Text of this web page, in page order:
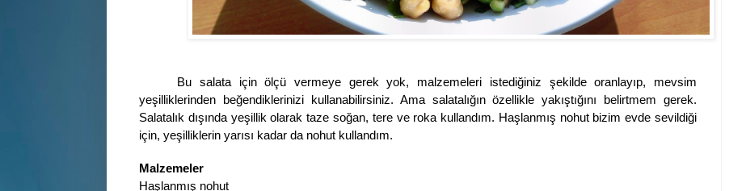
Bu salata için ölçü vermeye gerek yok, malzemeleri istediğiniz şekilde oranlayıp, mevsim
yeşilliklerinden beğendiklerinizi kullanabilirsiniz. Ama salatalığın özellikle yakıştığını belirtmem gerek.
Salatalık dışında yeşillik olarak taze soğan, tere ve roka kullandım. Haşlanmış nohut bizim evde sevildiği
için, yeşilliklerin yarısı kadar da nohut kullandım.
Malzemeler
Haşlanmış nohut